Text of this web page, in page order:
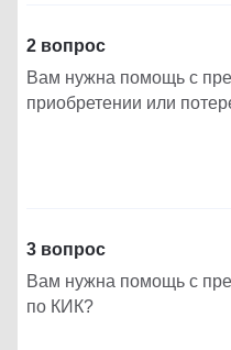
2 вопрос
Вам нужна помощь с
приобретении или
3 вопрос
Вам нужна помощь с
по КИК?